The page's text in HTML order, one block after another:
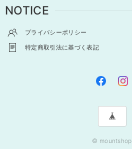
NOTICE
プライバシーポリシー
特定商取引法に基づく表記
© mountshop